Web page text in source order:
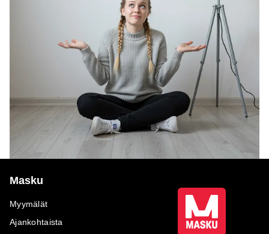
Masku
Myymälät
Ajankohtaista